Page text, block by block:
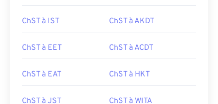
ChST à IST ChST à AKDT
ChST à EET ChST à ACDT
ChST à EAT ChST à HKT
ChST à JST ChST à WITA